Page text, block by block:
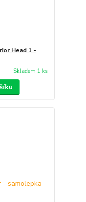
Head 1 -
Skladem 1 ks